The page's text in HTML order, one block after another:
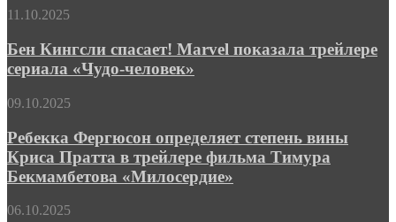
«Бегущий
человек»
клиническую
сарикоандреасянизма
Бен
спасает!
Marvel
показала
сериала
человек»
11.10.2025
Бен Кингсли спасает! Marvel показала трейлере
сериала «Чудо-человек»
Ребекка
определяет
степень
вины
Криса
в
09.10.2025
Ребекка Фергюсон определяет степень вины
Криса Пратта в трейлере фильма Тимура
Бекмамбетова «Милосердие»
Наш
06.10.2025